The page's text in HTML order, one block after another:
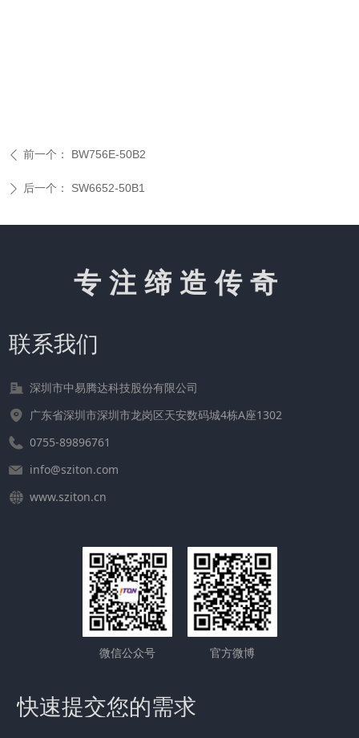
ꄴ 前一个： BW756E-50B2
ꄲ 后一个： SW6652-50B1
微信公众号 官方微博
深圳市中易腾达科技股份有限公司
广东省深圳市深圳市龙岗区天安数码城4栋A座1302
0755-89896761
info@sziton.com
www.sziton.cn
联系我们
专注缔造传奇
快速提交您的需求